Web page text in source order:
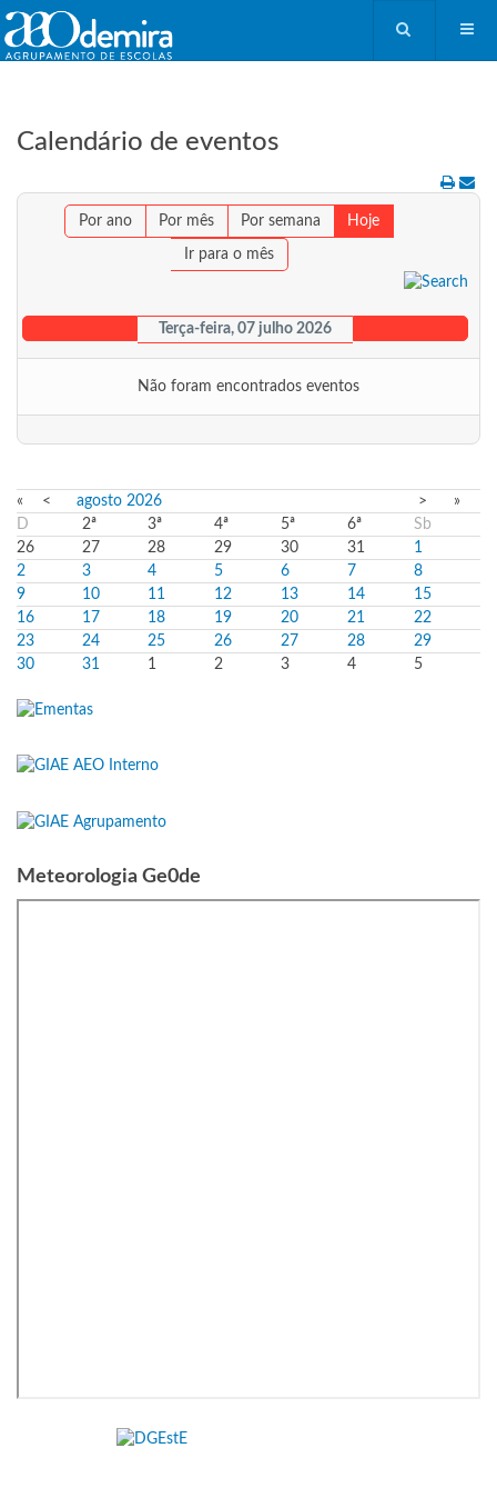
Calendário de eventos
Por ano Por mês Por semana Hoje
Ir para o mês
Terça-feira, 07 julho 2026
Não foram encontrados eventos
« < agosto 2026 >
»
D
2ª 3ª 4ª 5ª 6ª
Sb
26
27 28 29 30 31
1
2
3 4 5 6 7
8
9
10 11 12 13 14
15
16
17 18 19 20 21
22
23
24 25 26 27 28
29
30
31 1 2 3 4 5
Meteorologia Ge0de